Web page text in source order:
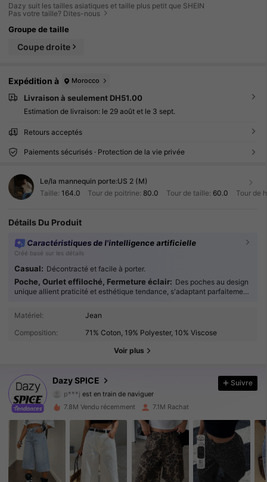
Dazy suit les tailles asiatiques et taille plus petit que SHEIN
Pas votre taille? Dites-nous
Groupe de taille
Coupe droite
Expédition à Morocco
Livraison à seulement DH51.00
Estimation de livraison: le 29 août et le 3 sept.
Retours acceptés
Paiements sécurisés · Protection de la vie privée
Le/la mannequin porte:US 2 (M)
Taille: 164.0 Tour de poitrine: 80.0 Tour de taille: 60.0 Tour de
Détails Du Produit
Caractéristiques de l'intelligence artificielle
Créé basé sur les détails
Casual: Décontracté et facile à porter.
Poche, Ourlet effiloché, Fermeture éclair: Des poches au design
unique allient praticité et esthétique tendance, s'adaptant parfaitement
Matériel:
Jean
Composition:
71% Coton, 19% Polyester, 10% Viscose
Voir plus
Dazy SPICE
2M Suiveurs
p***jest en train de naviguer
4.91
2M Suiveurs
4.91 2M Suiveurs
4.91 2M Suiveurs
4.91 2M Suiveurs
Suivre
7.8M Vendu récemment 7.1M Rachat